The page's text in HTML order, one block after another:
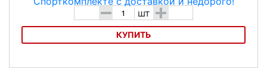
- шт +
КУПИТЬ